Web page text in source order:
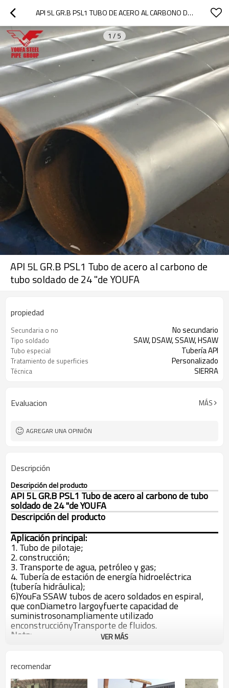
API 5L GR.B PSL1 TUBO DE ACERO AL CARBONO DE TUBO SOLDADO DE 24 "DE YOUFA
1 / 5
API 5L GR.B PSL1 Tubo de acero al carbono de
tubo soldado de 24 "de YOUFA
propiedad
Secundaria o no No secundario
Tipo soldado SAW, DSAW, SSAW, HSAW
Tubo especial Tubería API
Tratamiento de superficies Personalizado
Técnica SIERRA
Evaluacion MÁS
AGREGAR UNA OPINIÓN
Descripción
Descripción del producto
API 5L GR.B PSL1 Tubo de acero al carbono de tubo
soldado de 24 "de YOUFA
Descripción del producto
Aplicación principal:
1. Tubo de pilotaje;
2. construcción;
3. Transporte de agua, petróleo y gas;
4. Tubería de estación de energía hidroeléctrica
(tubería hidráulica);
6)YouFa SSAW tubos de acero soldados en espiral,
que conDiametro largoyfuerte capacidad de
suministrosonampliamente utilizado
enconstrucciónyTransporte de fluidos.
Nota:
3)API 5L, ISO
5)Todas las demás especificacionesdeTuberías de
VER MÁS
recomendar